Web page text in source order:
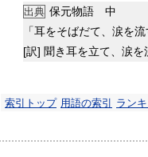
出典 保元物語 中
「耳をそばだて、涙を流
[訳] 聞き耳を立て、涙
索引トップ 用語の索引 ラン